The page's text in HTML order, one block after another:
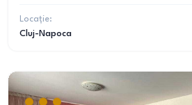
Locație:
Cluj-Napoca